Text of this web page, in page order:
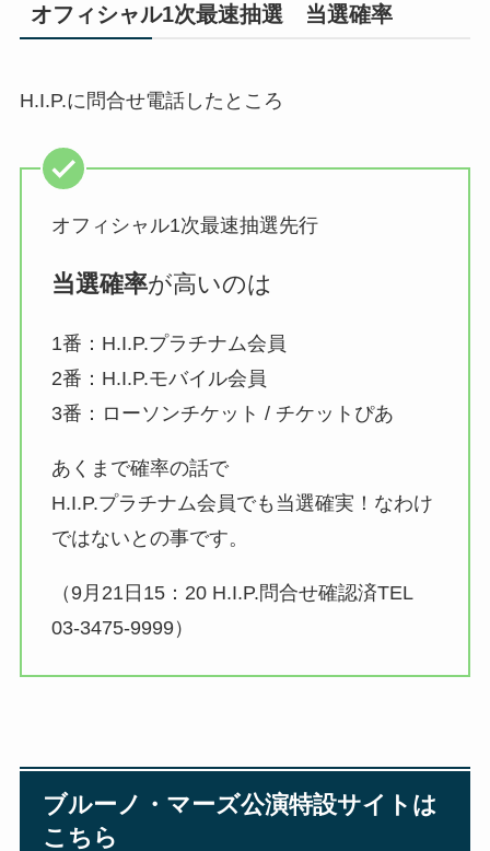
オフィシャル1次最速抽選 当選確率
H.I.P.に問合せ電話したところ
オフィシャル1次最速抽選先⾏
当選確率が高いのは
1番：H.I.P.プラチナム会員
2番：H.I.P.モバイル会員
3番：ローソンチケット / チケットぴあ
あくまで確率の話で
H.I.P.プラチナム会員でも当選確実！なわけ
ではないとの事です。
（9月21日15：20 H.I.P.問合せ確認済TEL
03-3475-9999）
ブルーノ・マーズ公演特設サイトは
こちら